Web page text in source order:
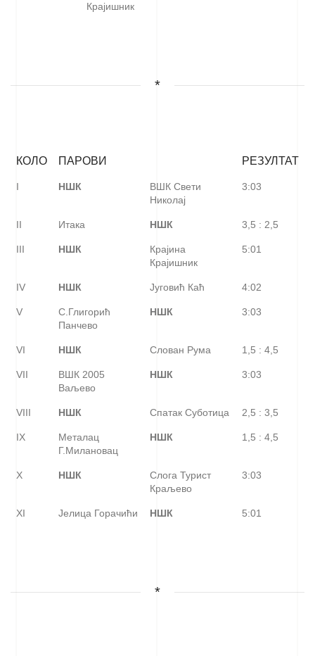
Крајишник
*
КОЛО ПАРОВИ РЕЗУЛТАТ
I НШК
ВШК Свети
Николај
3:03
II Итака НШК 3,5 : 2,5
III НШК
Крајина
Крајишник
5:01
IV НШК Југовић Каћ 4:02
V
С.Глигорић
Панчево
НШК 3:03
VI НШК Слован Рума 1,5 : 4,5
VII
ВШК 2005
Ваљево
НШК 3:03
VIII НШК Спатак Суботица 2,5 : 3,5
IX
Металац
Г.Милановац
НШК 1,5 : 4,5
X НШК
Слога Турист
Краљево
3:03
XI Јелица Горачићи НШК 5:01
*